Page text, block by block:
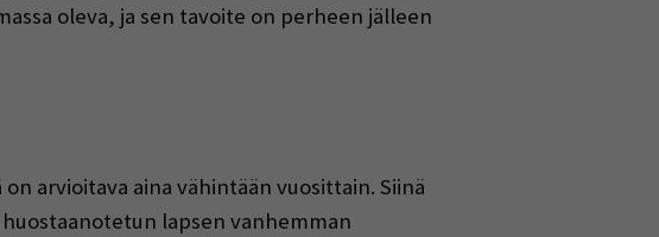
oleva, ja sen tavoite on perheen jälleen
arvioitava aina vähintään vuosittain. Siinä
lapsen vanhemman